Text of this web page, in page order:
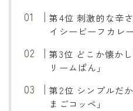
第4位 刺激的な辛
イシービーフカレ
第3位 どこか懐か
リームぱん」
第2位 シンプルだ
まごコッペ」